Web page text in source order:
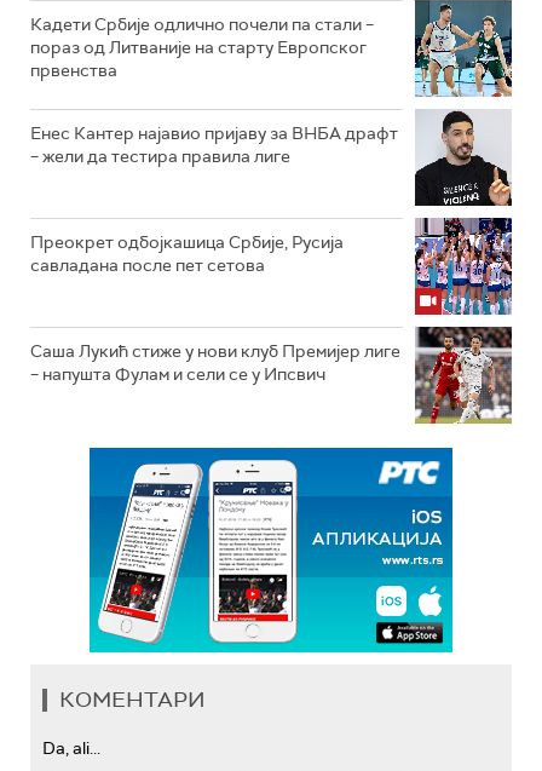
Кадети Србије одлично почели па стали –
пораз од Литваније на старту Европског
првенства
Енес Кантер најавио пријаву за ВНБА драфт
– жели да тестира правила лиге
Преокрет одбојкашица Србије, Русија
савладана после пет сетова
Саша Лукић стиже у нови клуб Премијер лиге
– напушта Фулам и сели се у Ипсвич
КОМЕНТАРИ
Da, ali...